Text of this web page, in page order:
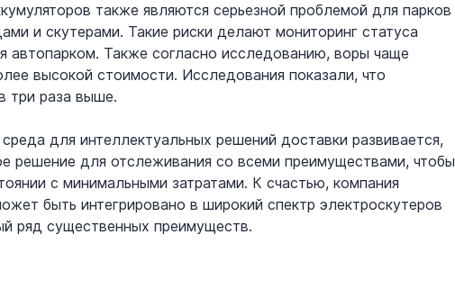
также являются серьезной проблемой для парков
и скутерами. Такие риски делают мониторинг статуса
автопарком. Также согласно исследованию, воры чаще
высокой стоимости. Исследования показали, что
три раза выше.
для интеллектуальных решений доставки развивается,
решение для отслеживания со всеми преимуществами,
с минимальными затратами. К счастью, компания
быть интегрировано в широкий спектр электроскутеров
ряд существенных преимуществ.